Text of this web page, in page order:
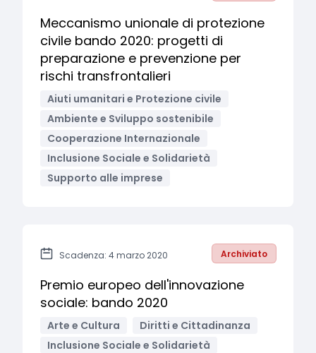
Meccanismo unionale di protezione
civile bando 2020: progetti di
preparazione e prevenzione per
rischi transfrontalieri
Aiuti umanitari e Protezione civile
Ambiente e Sviluppo sostenibile
Cooperazione Internazionale
Inclusione Sociale e Solidarietà
Supporto alle imprese
Scadenza: 4 marzo 2020 Archiviato
Premio europeo dell'innovazione
sociale: bando 2020
Arte e Cultura
Diritti e Cittadinanza
Inclusione Sociale e Solidarietà